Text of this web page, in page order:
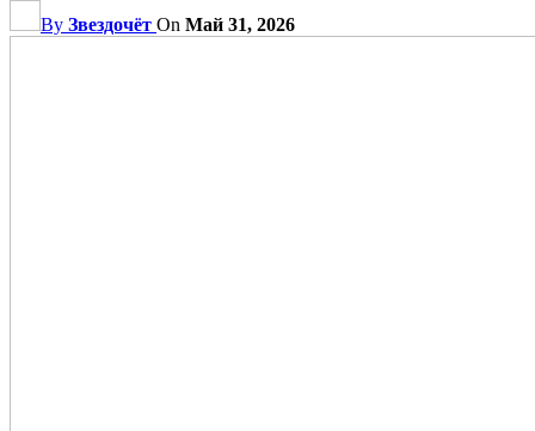
By Звездочёт On Май 31, 2026